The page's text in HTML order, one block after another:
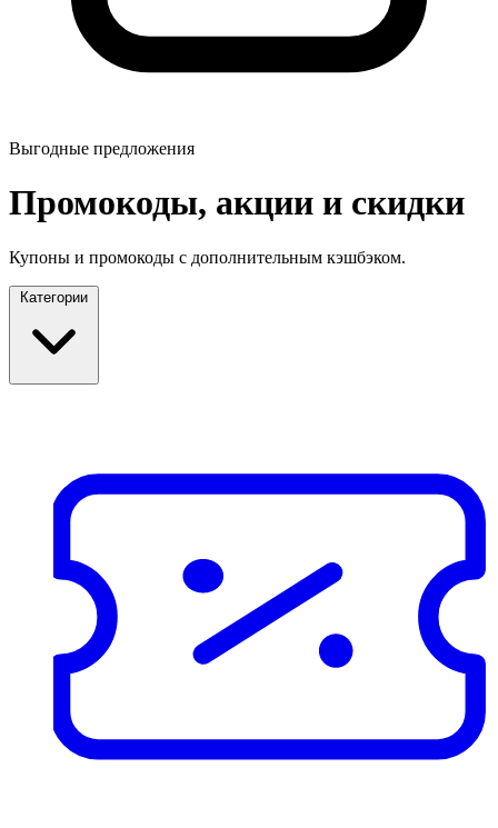
Выгодные предложения
Промокоды, акции и скидки
Купоны и промокоды с дополнительным кэшбэком.
Категории